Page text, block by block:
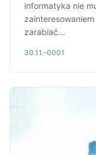
informatyka nie
zarabiać...
30.11.-0001